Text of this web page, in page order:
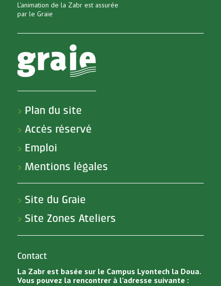
L'animation de la Zabr est assurée
par le Graie
> Plan du site
> Accès réservé
> Emploi
> Mentions légales
> Site du Graie
> Site Zones Ateliers
Contact
La Zabr est basée sur le Campus Lyontech la Doua.
Vous pouvez la rencontrer à l’adresse suivante :